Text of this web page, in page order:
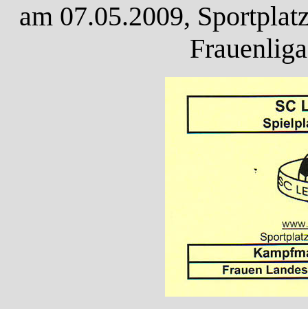
am 07.05.2009,